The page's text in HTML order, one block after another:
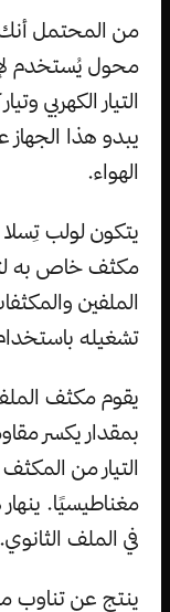
من المحتمل أنك
محول يُستخدم
التيار الكهربي
يبدو هذا الجهاز
الهواء.
يتكون لولب
مكثف خاص به
الملفين
تشغيله
يقوم مكثف
بمقدار يكسر
التيار من
مغناطيسيًا. ينهار
في الملف الثانوي.
ينتج عن تناوب